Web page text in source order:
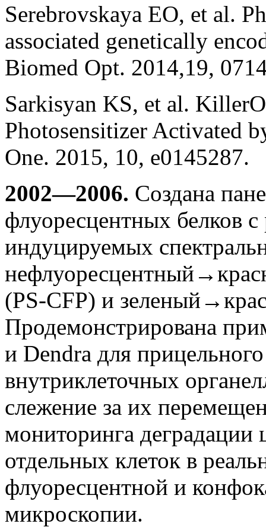
Serebrovskaya EO, et al.
associated genetically
Biomed Opt. 2014,19,
Sarkisyan KS, et al.
Photosensitizer Activated
One. 2015, 10, e0145287.
2002—2006. Создана
флуоресцентных белков
индуцируемых
(PS-CFP) и
Продемонстрирована
и Dendra для
внутриклеточных
слежение за их
мониторинга деградации
отдельных клеток в
флуоресцентной и
микроскопии.